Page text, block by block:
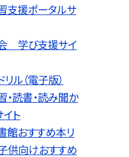
援ポータルサ
学び支援サイ
ル（電子版）
読書・読み聞か
ト
館おすすめ本リ
供向けおすすめ